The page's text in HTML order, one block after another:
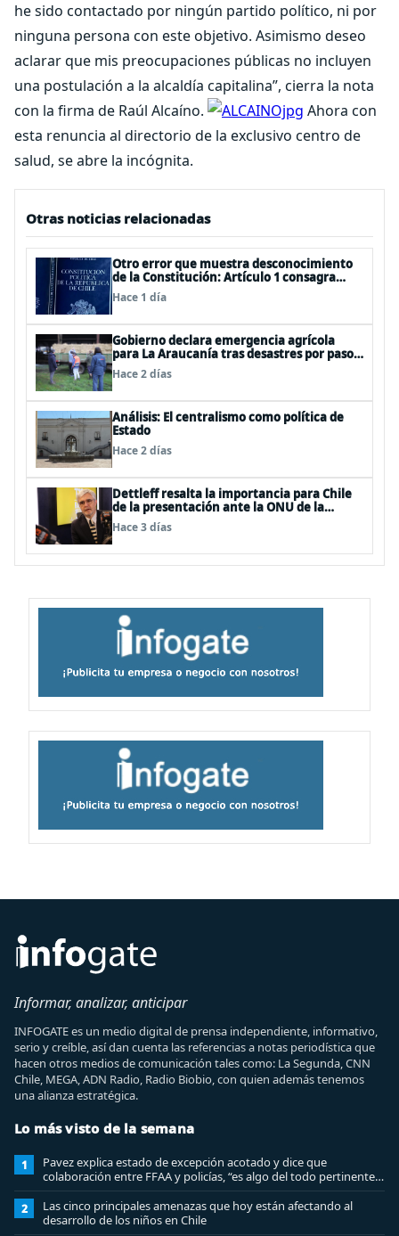
he sido contactado por ningún partido político, ni por
ninguna persona con este objetivo. Asimismo deseo
aclarar que mis preocupaciones públicas no incluyen
una postulación a la alcaldía capitalina”, cierra la nota
con la firma de Raúl Alcaíno.
Ahora con
esta renuncia al directorio de la exclusivo centro de
salud, se abre la incógnita.
Otras noticias relacionadas
Otro error que muestra desconocimiento
de la Constitución: Artículo 1 consagra
resguardar la seguridad nacional y
proteger a los ciudadanos
Hace 1 día
Gobierno declara emergencia agrícola
para La Araucanía tras desastres por pasos
de sistemas frontales
Hace 2 días
Análisis: El centralismo como política de
Estado
Hace 2 días
Dettleff resalta la importancia para Chile
de la presentación ante la ONU de la
Plataforma Continental Extendida del
Archipiélago Juan Fernández
Hace 3 días
Informar, analizar, anticipar
INFOGATE es un medio digital de prensa independiente, informativo,
serio y creíble, así dan cuenta las referencias a notas periodística que
hacen otros medios de comunicación tales como: La Segunda, CNN
Chile, MEGA, ADN Radio, Radio Biobio, con quien además tenemos
una alianza estratégica.
Lo más visto de la semana
1
Pavez explica estado de excepción acotado y dice que
colaboración entre FFAA y policías, “es algo del todo pertinente
analizar”
2
Las cinco principales amenazas que hoy están afectando al
desarrollo de los niños en Chile